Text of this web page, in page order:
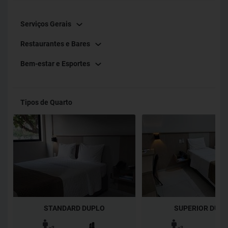
será completa e com o melhor custo-benefício. Hospede-se
no Iguassu Express Hotel em Foz do Iguaçu.
Serviços Gerais
Restaurantes e Bares
Bem-estar e Esportes
Tipos de Quarto
STANDARD DUPLO SUPERIOR